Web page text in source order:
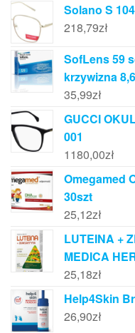
Solano S
218,79zł
SofLens 59
krzywizna
35,99zł
GUCCI
001
1180,00zł
Omegamed
30szt
25,12zł
LUTEINA +
MEDICA
25,18zł
Help4Skin
26,90zł